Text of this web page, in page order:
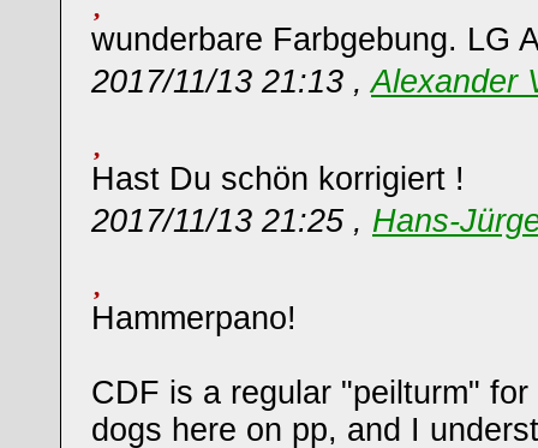
wunderbare Farbgebung. LG
2017/11/13 21:13 ,Alexander
Hast Du schön korrigiert !
2017/11/13 21:25 , Hans-
Hammerpano!
CDF is a regular "peilturm"
dogs here on pp, and I